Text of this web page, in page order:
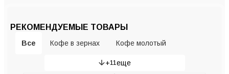
РЕКОМЕНДУЕМЫЕ ТОВАРЫ
Все Кофе в зернах Кофе молотый
Рожковые кофеварки
+11 еще